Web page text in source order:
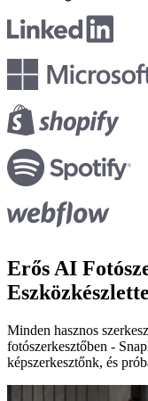
Erős AI
Minden hasznos
fotószerkesztőben -
képszerkesztőnk, és